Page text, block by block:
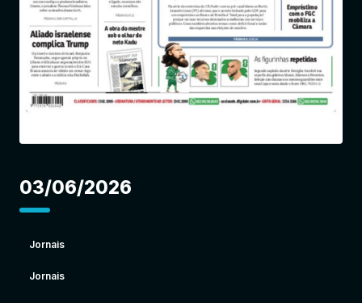
03/06/2026
Jornais
Jornais